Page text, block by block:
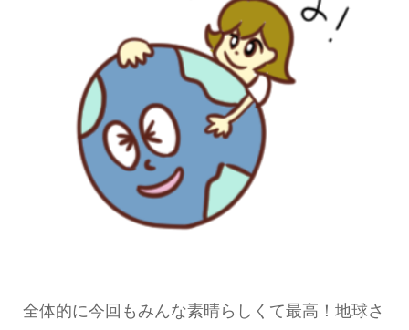
全体的に今回もみんな素晴らしくて最高！地球さ